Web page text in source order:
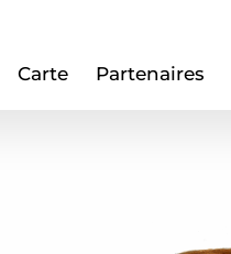
Carte Partenaires